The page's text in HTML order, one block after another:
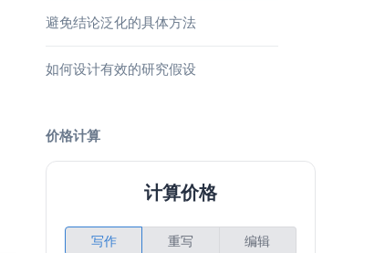
避免结论泛化的具体方法
如何设计有效的研究假设
价格计算